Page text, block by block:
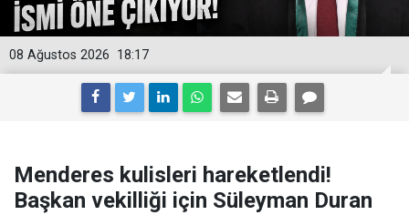
18:17
08 Ağustos 2026
Menderes kulisleri hareketlendi!
Başkan vekilliği için Süleyman Duran